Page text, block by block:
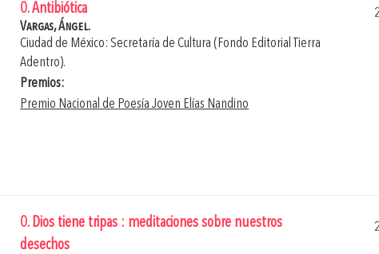
0. Antibiótica
Vargas, Ángel.
Ciudad de México: Secretaría de Cultura (Fondo Editorial Tierra
Adentro).
Premios:
Premio Nacional de Poesía Joven Elías Nandino
0. Dios tiene tripas : meditaciones sobre nuestros
desechos